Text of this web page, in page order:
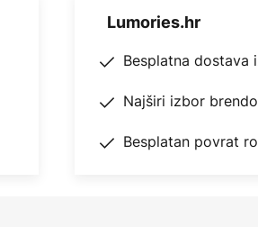
Lumories.hr
Besplatna dostava
Najširi izbor
Besplatan povrat